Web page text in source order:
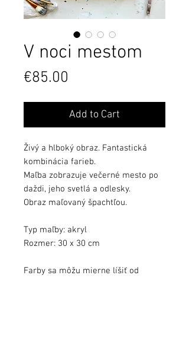
V noci mestom
€85.00
Add to Cart
Živý a hlboký obraz. Fantastická
kombinácia farieb.
Maľba zobrazuje večerné mesto po
daždi, jeho svetlá a odlesky.
Obraz maľovaný špachtľou.
Typ maľby: akryl
Rozmer: 30 x 30 cm
Farby sa môžu mierne líšiť od